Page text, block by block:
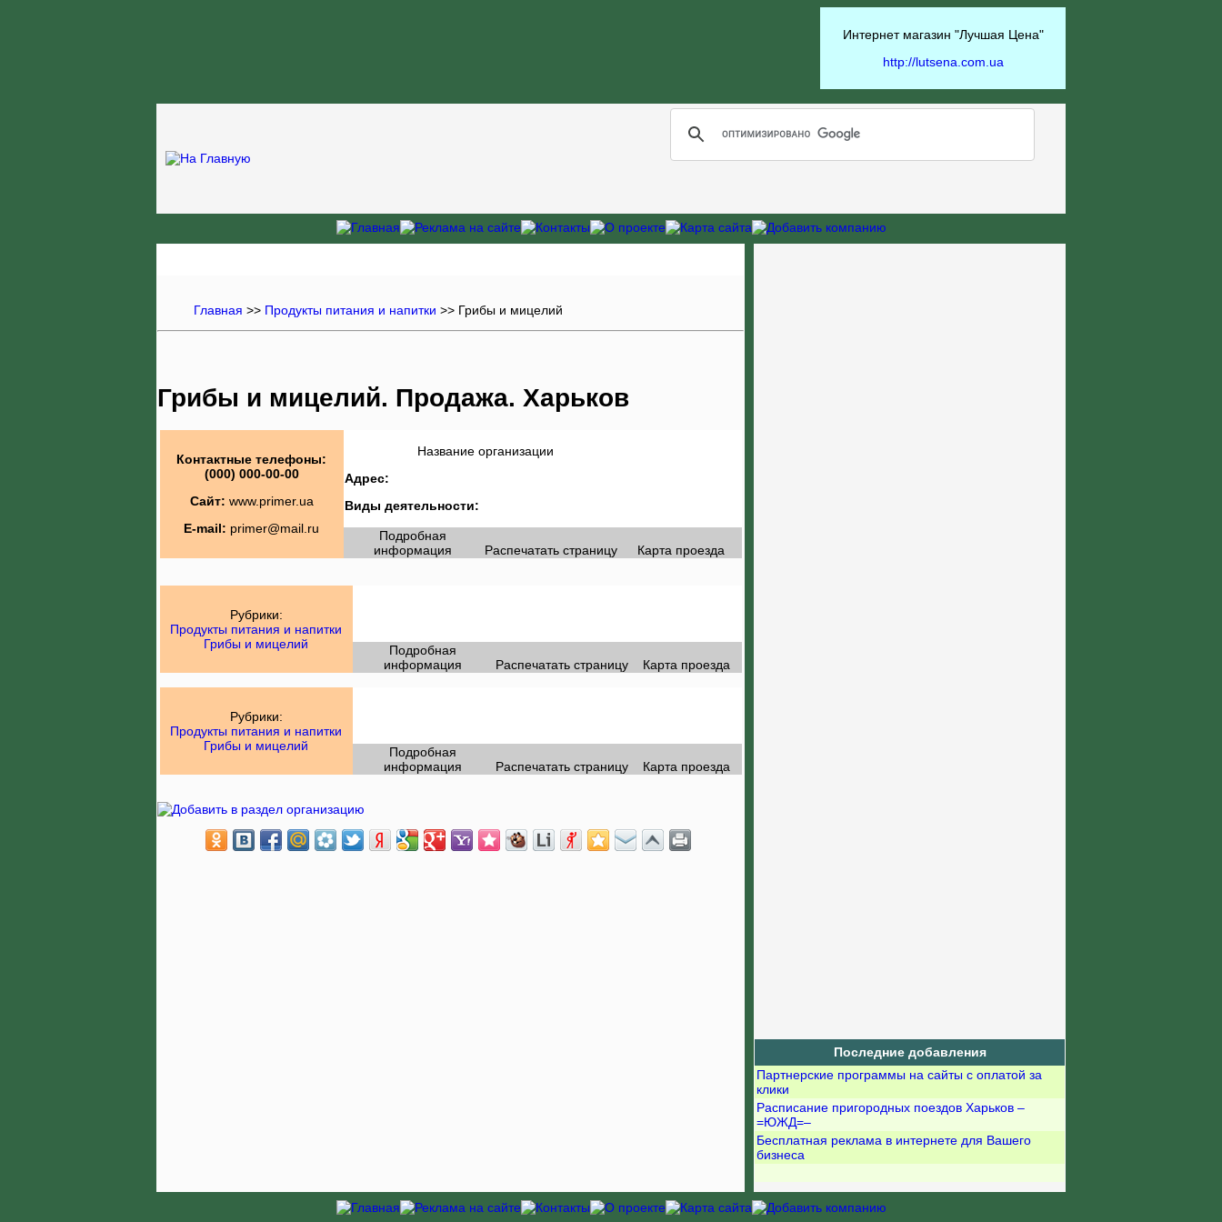
Интернет магазин "Лучшая Цена"
http://lutsena.com.ua
Главная >> Продукты питания и напитки >> Грибы и мицелий
Грибы и мицелий. Продажа. Харьков
Контактные телефоны:
(000) 000-00-00
Сайт: www.primer.ua
E-mail: primer@mail.ru
Название организации
Адрес:
Виды деятельности:
Подробная
информация
Распечатать страницу Карта проезда
Рубрики:
Продукты питания и напитки
Грибы и мицелий
Подробная
информация
Распечатать страницу Карта проезда
Рубрики:
Продукты питания и напитки
Грибы и мицелий
Подробная
информация
Распечатать страницу Карта проезда
Последние добавления
Партнерские программы на сайты с оплатой за
клики
Расписание пригородных поездов Харьков –
=ЮЖД=–
Бесплатная реклама в интернете для Вашего
бизнеса